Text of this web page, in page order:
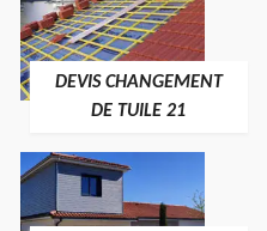
DEVIS CHANGEMENT
DE TUILE 21